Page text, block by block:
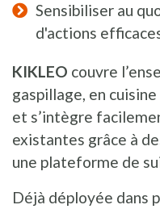
Sensibiliser au
d'actions
KIKLEO couvre
gaspillage, en
et s’intègre
existantes grâce à
une plateforme de
Déjà déployée dans